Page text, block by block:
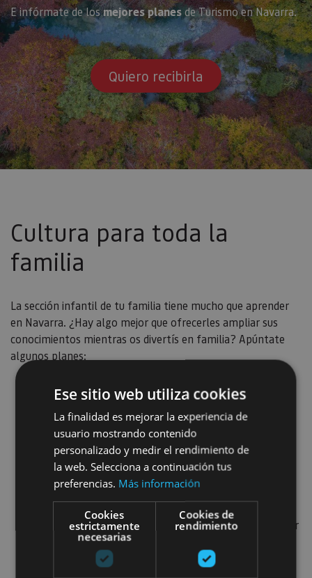
E infórmate de losmejores planesde Turismo en Navarra.
Quiero recibirla
Cultura para toda la
familia
La sección infantil de tu familia tiene mucho que aprender
en Navarra. ¿Hay algo mejor que ofrecerles ampliar sus
conocimientos mientras os divertís en familia? Apúntate
algunos planes:
el Castillo de Javier o el de Olite son sencillamente
imprescindibles. Déjales que los recorran de arriba
abajo para conocer las estancias y suban a sus torres.
Visitas teatralizadas : a lo largo del año distintos
monumentos y empresas ofrecen visitas con
personajes históricos, una forma muy divertida de
conocer nuestra historia. ¡Verás cómo no van a perder
Ese sitio web utiliza cookies
La finalidad es mejorar la experiencia de
usuario mostrando contenido
personalizado y medir el rendimiento de
la web. Selecciona a continuación tus
preferencias. Más información
Cookies
estrictamente
necesarias
Cookies de
rendimiento